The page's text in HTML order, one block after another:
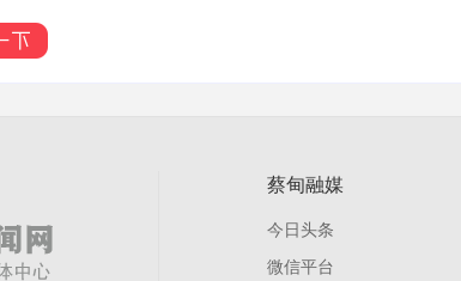
蔡甸融媒
今日头条
微信平台